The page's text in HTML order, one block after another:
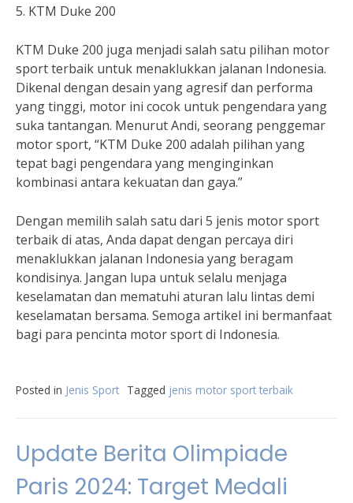
5. KTM Duke 200
KTM Duke 200 juga menjadi salah satu pilihan motor
sport terbaik untuk menaklukkan jalanan Indonesia.
Dikenal dengan desain yang agresif dan performa
yang tinggi, motor ini cocok untuk pengendara yang
suka tantangan. Menurut Andi, seorang penggemar
motor sport, “KTM Duke 200 adalah pilihan yang
tepat bagi pengendara yang menginginkan
kombinasi antara kekuatan dan gaya.”
Dengan memilih salah satu dari 5 jenis motor sport
terbaik di atas, Anda dapat dengan percaya diri
menaklukkan jalanan Indonesia yang beragam
kondisinya. Jangan lupa untuk selalu menjaga
keselamatan dan mematuhi aturan lalu lintas demi
keselamatan bersama. Semoga artikel ini bermanfaat
bagi para pencinta motor sport di Indonesia.
Posted in Jenis Sport Tagged jenis motor sport terbaik
Update Berita Olimpiade
Paris 2024: Target Medali